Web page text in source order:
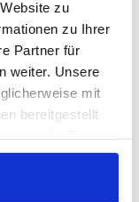
zu
zu Ihrer
Partner für
weiter. Unsere
mit
bereitgestellt
verdiente Sieg.
großen Gönner
Karakaya (46.
Warren